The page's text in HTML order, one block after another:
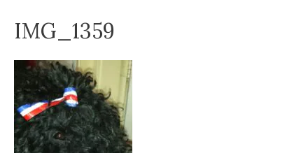
IMG_1359